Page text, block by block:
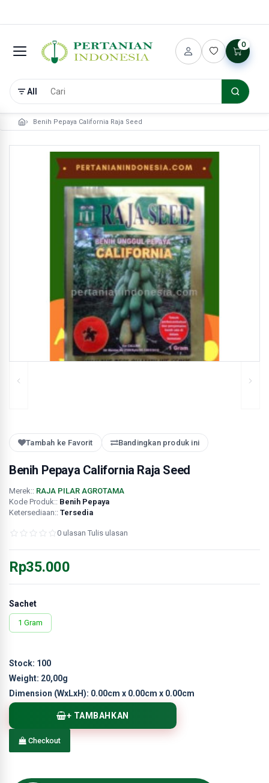
All
0
Benih Pepaya California Raja Seed
Tambah ke Favorit Bandingkan produk ini
Benih Pepaya California Raja Seed
Merek:: RAJA PILAR AGROTAMA
Kode Produk:: Benih Pepaya
Ketersediaan:: Tersedia
0 ulasan Tulis ulasan
Rp35.000
Sachet
1 Gram
Stock: 100
Weight: 20,00g
Dimension (WxLxH): 0.00cm x 0.00cm x 0.00cm
+ TAMBAHKAN
Checkout